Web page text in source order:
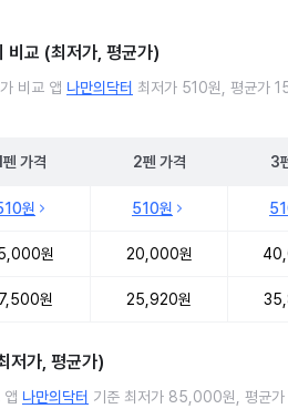
비교 (최저가, 평균가)
비교 앱 나만의닥터 최저가 510원, 평균가
펜 가격 2펜 가격 3
원 510원
원 20,000원
원 25,920원
저가, 평균가)
앱 나만의닥터 기준 최저가 85,000원, 평균가